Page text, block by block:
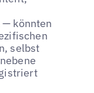
— könnten
selbst